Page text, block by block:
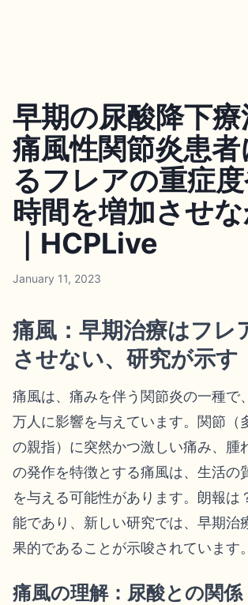
早期の尿酸降下療
痛風性関節炎患
るフレアの重症
時間を増加させ
｜HCPLive
January 11, 2023
痛風：早期治療はフレ
させない、研究が示す
痛風は、痛みを伴う関節炎の一種で
万人に影響を与えています。関節（
の親指）に突然かつ激しい痛み、腫
の発作を特徴とする痛風は、生活の
を与える可能性があります。朗報は
能であり、新しい研究では、早期治
果的であることが示唆されています。
痛風の理解：尿酸との関係